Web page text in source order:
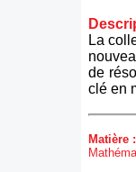
La
de
clé en
Matière :